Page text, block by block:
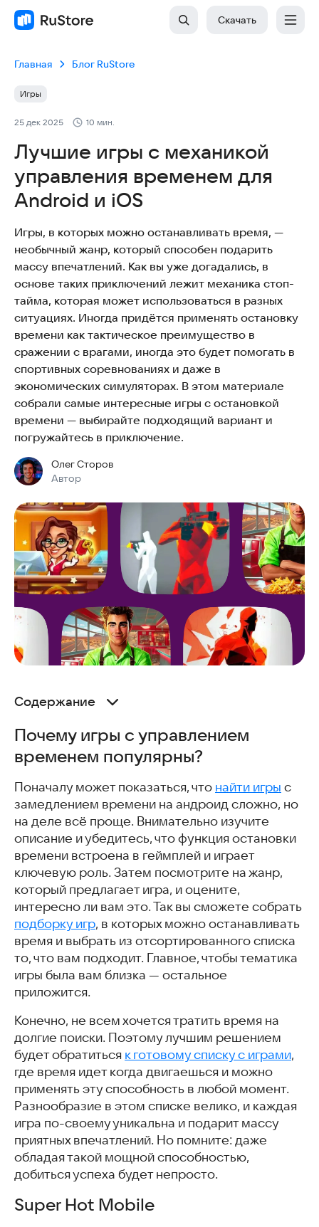
Скачать
Главная Блог RuStore
Игры
25 дек 2025 10 мин.
Лучшие игры с механикой
управления временем для
Android и iOS
Игры, в которых можно останавливать время, —
необычный жанр, который способен подарить
массу впечатлений. Как вы уже догадались, в
основе таких приключений лежит механика стоп-
тайма, которая может использоваться в разных
ситуациях. Иногда придётся применять остановку
времени как тактическое преимущество в
сражении с врагами, иногда это будет помогать в
спортивных соревнованиях и даже в
экономических симуляторах. В этом материале
собрали самые интересные игры с остановкой
времени — выбирайте подходящий вариант и
погружайтесь в приключение.
Олег Сторов
Автор
Содержание
Super Hot Mobile
Slow Bullet
Симулятор дорожной закусочной 3D
Airplane Chefs
Итоги: лучшие игры про остановку времени
Скачать эти и другие игры
Часто задаваемые вопросы
Интересные и похожие статьи
Почему игры с управлением
временем популярны?
Поначалу может показаться, что найти игры с
замедлением времени на андроид сложно, но
на деле всё проще. Внимательно изучите
описание и убедитесь, что функция остановки
времени встроена в геймплей и играет
ключевую роль. Затем посмотрите на жанр,
который предлагает игра, и оцените,
интересно ли вам это. Так вы сможете собрать
подборку игр, в которых можно останавливать
время и выбрать из отсортированного списка
то, что вам подходит. Главное, чтобы тематика
игры была вам близка — остальное
приложится.
Конечно, не всем хочется тратить время на
долгие поиски. Поэтому лучшим решением
будет обратиться к готовому списку с играми,
где время идет когда двигаешься и можно
применять эту способность в любой момент.
Разнообразие в этом списке велико, и каждая
игра по-своему уникальна и подарит массу
приятных впечатлений. Но помните: даже
обладая такой мощной способностью,
добиться успеха будет непросто.
Super Hot Mobile